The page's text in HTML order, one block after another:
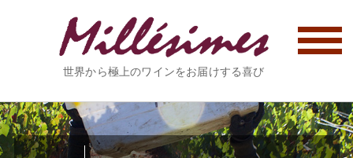
世界から極上のワインをお届けする喜び